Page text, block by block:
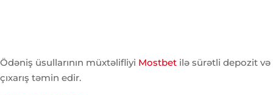
Ödəniş üsullarının müxtəlifliyi Mostbet ilə sürətli depozit və
çıxarış təmin edir.